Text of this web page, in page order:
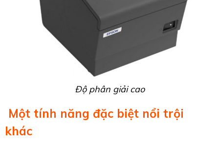
Độ phân giải cao
Một tính năng đặc biệt nổi trội
khác